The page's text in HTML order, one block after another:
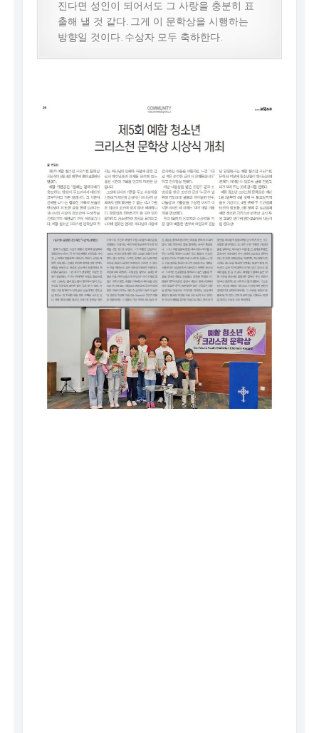
진다면 성인이 되어서도 그 사랑을 충분히 표
출해 낼 것 같다. 그게 이 문학상을 시행하는
방향일 것이다. 수상자 모두 축하한다.